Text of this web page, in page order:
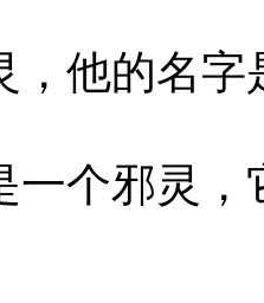
，他的名字
一个邪灵